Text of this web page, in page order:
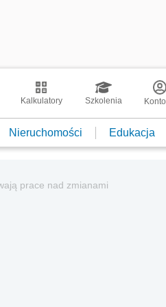
Kalkulatory Szkolenia Konto
Nieruchomości Edukacja
prace nad zmianami